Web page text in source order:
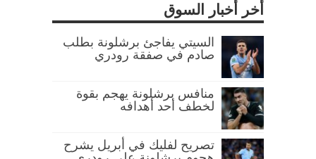
أخر أخبار السوق
السيتي يفاجئ برشلونة بطلب
صادم في صفقة رودري
منافس برشلونة يهجم بقوة
لخطف أحد أهدافه
تصريح لفليك في أبريل يشرح